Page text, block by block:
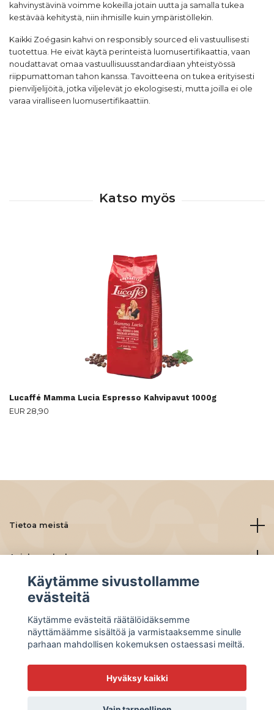
kahvinystävinä voimme kokeilla jotain uutta ja samalla tukea
kestävää kehitystä, niin ihmisille kuin ympäristöllekin.
Kaikki Zoégasin kahvi on responsibly sourced eli vastuullisesti
tuotettua. He eivät käytä perinteistä luomusertifikaattia, vaan
noudattavat omaa vastuullisuusstandardiaan yhteistyössä
riippumattoman tahon kanssa. Tavoitteena on tukea erityisesti
pienviljelijöitä, jotka viljelevät jo ekologisesti, mutta joilla ei ole
varaa viralliseen luomusertifikaattiin.
Lucaffé Mamma Lucia Espresso Kahvipavut 1000g
EUR 28,90
Tietoa meistä
Asiakaspalvelu
Lue lisää
Social Media
© 2026 BeanBuddies
Käytämme sivustollamme
evästeitä
Käytämme evästeitä räätälöidäksemme
näyttämäämme sisältöä ja varmistaaksemme sinulle
parhaan mahdollisen kokemuksen ostaessasi meiltä.
Hyväksy kaikki